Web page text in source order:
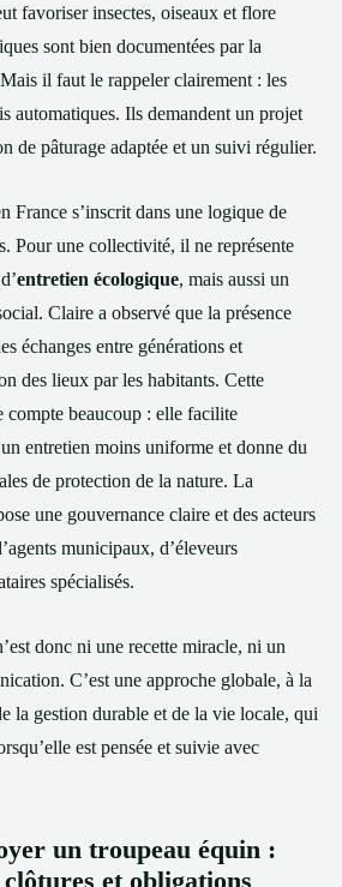
favoriser insectes, oiseaux et flore
sont bien documentées par la
il faut le rappeler clairement : les
automatiques. Ils demandent un projet
de pâturage adaptée et un suivi régulier.
France s’inscrit dans une logique de
Pour une collectivité, il ne représente
entretien écologique, mais aussi un
Claire a observé que la présence
échanges entre générations et
des lieux par les habitants. Cette
compte beaucoup : elle facilite
entretien moins uniforme et donne du
de protection de la nature. La
une gouvernance claire et des acteurs
municipaux, d’éleveurs
spécialisés.
donc ni une recette miracle, ni un
C’est une approche globale, à la
la gestion durable et de la vie locale, qui
est pensée et suivie avec
un troupeau équin :
et obligations